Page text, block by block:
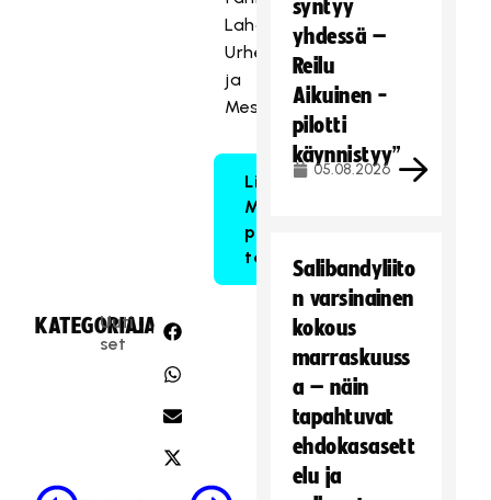
Lahden
Urheilu-
ja
Messukeskuksesta.
Liput
MM-
peleihin
täältä!
KATEGORIA:
Uuti
set
JAA:
syntyy
yhdessä –
Reilu
Aikuinen -
pilotti
käynnistyy”
05.08.2026
Salibandyliito
n varsinainen
kokous
marraskuuss
a – näin
tapahtuvat
ehdokasasett
elu ja